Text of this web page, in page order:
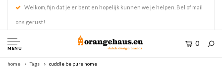
Welkom, fijn dat je er bent en hopelijk kunnen we je helpen. Bel of mail
ons gerust!
MENU
0
home Tags cuddle be pure home